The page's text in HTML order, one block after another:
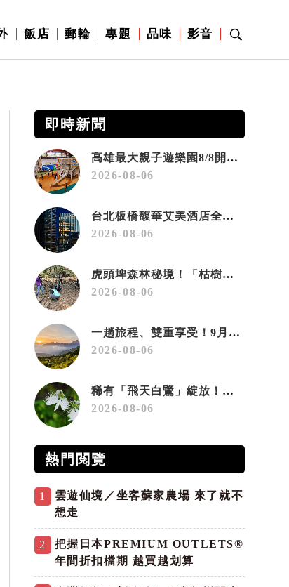
飯店 郵輪 專題 品味 影音
即時新聞
高雄最大親子遊樂園8/8開幕！30項設施免費玩、YOYO家族嗨翻暑假
2026-08-06
台北板橋馥華艾美酒店全新開幕 感官藝術策展打造旅居新風格
2026-08-06
虎頭埤森林秘境！「枯樹籬步道」生態復育有成 走進大自然生命教室
2026-08-06
一趟旅程、雙重享受！9月住宿合歡山 順遊奧萬大10元優惠入園
2026-08-06
稀有「飛天白鷺」綻放！神戶六甲高山植物園「鷺草」珍貴現身
2026-08-06
熱門閱覽
1
雲遊仙境／坐客蘇家農場 來了就不
想走
2
把握日本PREMIUM OUTLETS®
年間折扣檔期 越買越划算